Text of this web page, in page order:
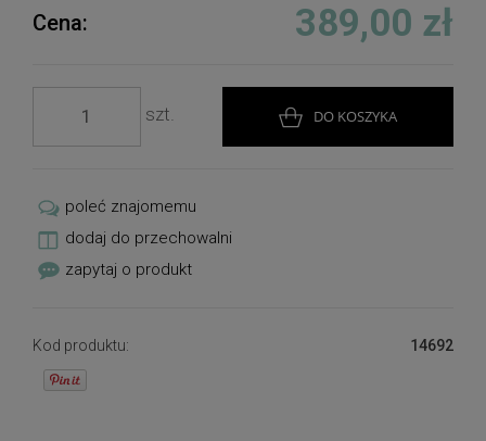
Cena: 389,00 zł
szt. DO KOSZYKA
poleć znajomemu
dodaj do przechowalni
zapytaj o produkt
Kod produktu: 14692